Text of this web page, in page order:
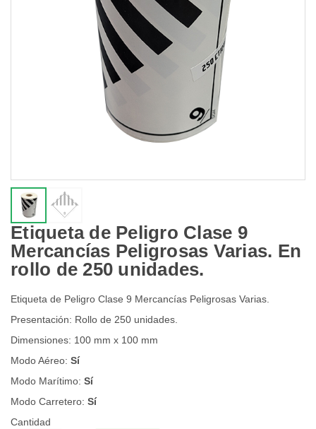
Etiqueta de Peligro Clase 9
Mercancías Peligrosas Varias. En
rollo de 250 unidades.
Etiqueta de Peligro Clase 9 Mercancías Peligrosas Varias.
Presentación: Rollo de 250 unidades.
Dimensiones: 100 mm x 100 mm
Modo Aéreo: Sí
Modo Marítimo: Sí
Modo Carretero: Sí
Cantidad